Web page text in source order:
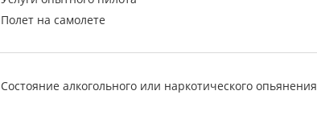
Полет на самолете
Состояние алкогольного или наркотического опьянения